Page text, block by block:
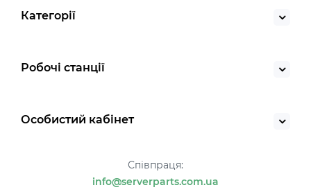
Категорії
Робочі станції
Особистий кабінет
Співпраця:
info@serverparts.com.ua